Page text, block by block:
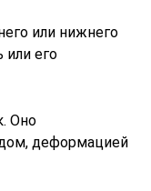
или нижнего
его
Оно
деформацией